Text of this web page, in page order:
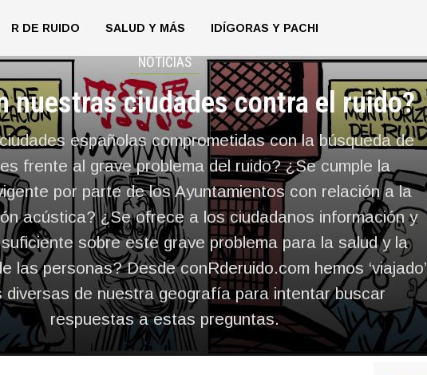
R DE RUIDO SALUD Y MÁS IDÍGORAS Y PACHI
NOTICIAS
nuestras ciudades contra el ruido?
españolas comprometidas con la búsqueda de
frente al grave problema del ruido? ¿Se cumple la
por parte de los Ayuntamientos con relación a la
acústica? ¿Se ofrece a los ciudadanos información y
sobre este grave problema para la salud y la
las personas? Desde conRderuido.com hemos ‘viajado’
diversas de nuestra geografía para intentar buscar
respuestas a estas preguntas.